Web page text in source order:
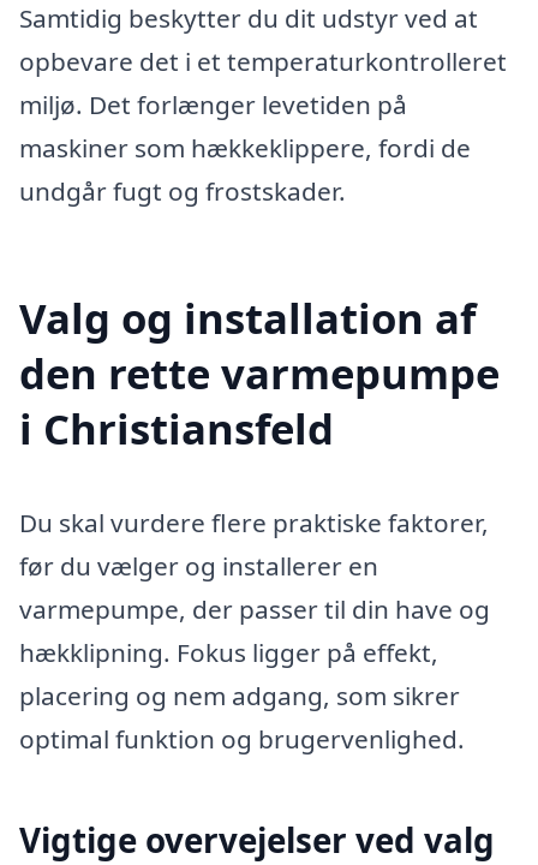
Samtidig beskytter du dit udstyr ved at
opbevare det i et temperaturkontrolleret
miljø. Det forlænger levetiden på
maskiner som hækkeklippere, fordi de
undgår fugt og frostskader.
Valg og installation af
den rette varmepumpe
i Christiansfeld
Du skal vurdere flere praktiske faktorer,
før du vælger og installerer en
varmepumpe, der passer til din have og
hækklipning. Fokus ligger på effekt,
placering og nem adgang, som sikrer
optimal funktion og brugervenlighed.
Vigtige overvejelser ved valg